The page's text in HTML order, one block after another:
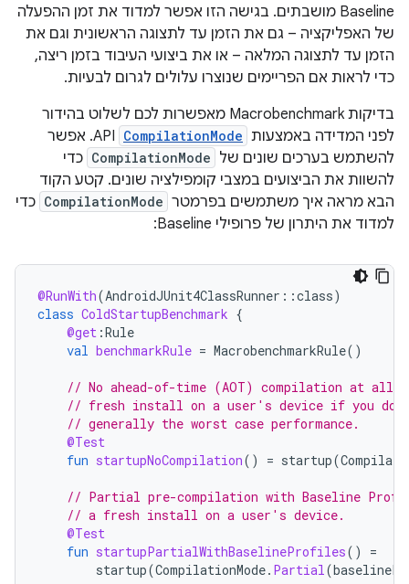
Baseline מושבתים. בגישה הזו אפשר למדוד את זמן ההפעלה
של האפליקציה – גם את הזמן עד לתצוגה הראשונית וגם את
הזמן עד לתצוגה המלאה – או את ביצועי העיבוד בזמן ריצה,
כדי לראות אם הפריימים שנוצרו עלולים לגרום לבעיות.
בדיקות Macrobenchmark מאפשרות לכם לשלוט בהידור
לפני המדידה באמצעות CompilationMode
API. אפשר
להשתמש בערכים שונים של CompilationMode כדי
להשוות את הביצועים במצבי קומפילציה שונים. קטע הקוד
הבא מראה איך משתמשים בפרמטר CompilationMode כדי
למדוד את היתרון של פרופילי Baseline:
@RunWith(AndroidJUnit4ClassRunner ::class)
class ColdStartupBenchmark {
@get :Rule
val benchmarkRule = MacrobenchmarkRule()
// No ahead-of-time (AOT) compilation at all.
// fresh install on a user's device if you
// generally the worst case performance.
@Test
fun startupNoCompilation() = startup(
// Partial pre-compilation with Baseline
// a fresh install on a user's device.
@Test
fun startupPartialWithBaselineProfiles()
=
startup(CompilationMode. Partial(